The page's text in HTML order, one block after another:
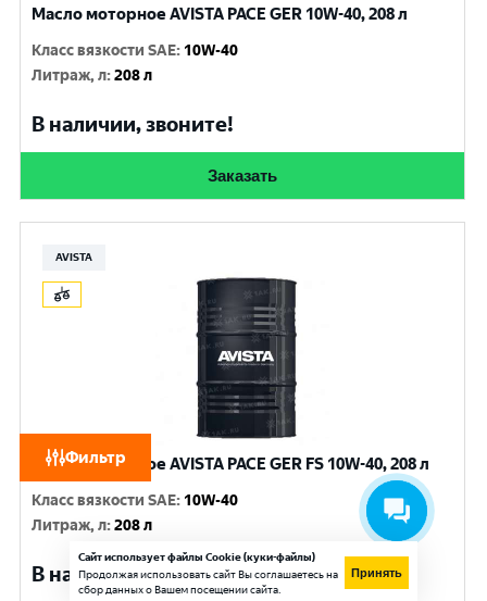
Фильтр
Масло моторное AVISTA PACE GER 10W-40, 208 л
Класс вязкости SAE: 10W-40
Литраж, л:208 л
В наличии, звоните!
Заказать
AVISTA
Масло моторное AVISTA PACE GER FS 10W-40, 208 л
Класс вязкости SAE: 10W-40
Литраж, л:208 л
В наличии, звоните!
Сайт использует файлы Cookie (куки-файлы)
Продолжая использовать сайт Вы соглашаетесь на
сбор данных о Вашем посещении сайта.
Принять